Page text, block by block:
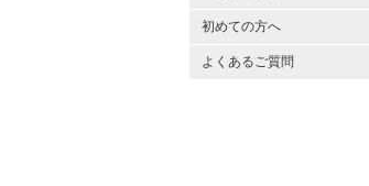
初めての方へ
よくあるご質問